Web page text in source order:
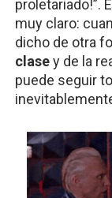
proletariado!”.
muy claro:
dicho de otra
clase y de la
puede seguir